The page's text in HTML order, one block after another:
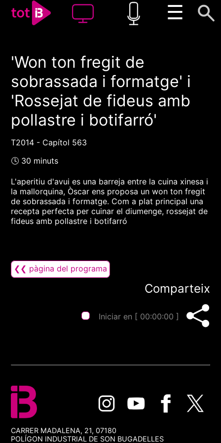
☰
00:00 00:00
1x
'Won ton fregit de
sobrassada i formatge' i
'Rossejat de fideus amb
pollastre i botifarró'
T2014 - Capítol 563
🕓 30 minuts
L'aperitiu d'avui es una barreja entre la cuina xinesa i
la mallorquina, Òscar ens proposa un won ton fregit
de sobrassada i formatge. Com a plat principal una
recepta perfecta per cuinar el diumenge, rossejat de
fideus amb pollastre i botifarró
❮❮ pàgina del programa
Comparteix
Iniciar en [ 00:00:00 ]
CARRER MADALENA, 21, 07180
POLÍGON INDUSTRIAL DE SON BUGADELLES